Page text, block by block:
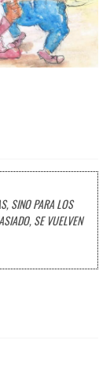
SINO PARA LOS
SE VUELVEN